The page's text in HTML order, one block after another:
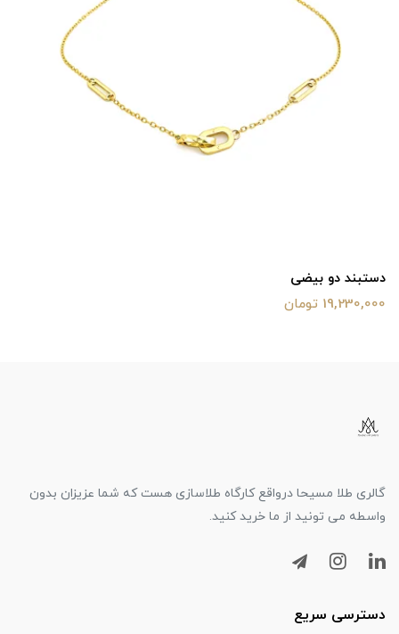
دستبند دو بیضی
19,230,000 تومان
گالری طلا مسیحا درواقع کارگاه طلاسازی هست که شما عزیزان بدون
واسطه می تونید از ما خرید کنید.
دسترسی سریع